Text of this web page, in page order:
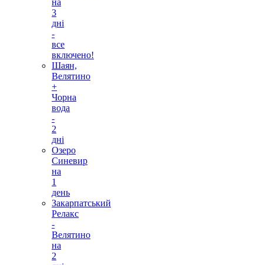
на
3
дні
-
все
включено!
Шаян,
Велятино
+
Чорна
вода
-
2
дні
Озеро
Синевир
на
1
день
Закарпатський
Релакс
-
Велятино
на
2